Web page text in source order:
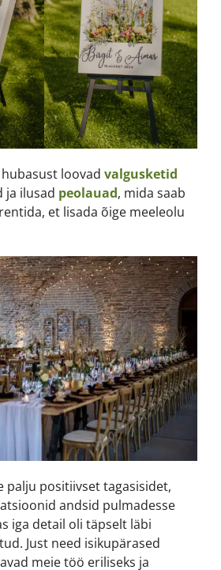
loovad valgusketid
ja ilusad peolauad, mida saab
et lisada õige meeleolu
palju positiivset tagasisidet,
andsid pulmadesse
iga detail oli täpselt läbi
Just need isikupärased
meie töö eriliseks ja